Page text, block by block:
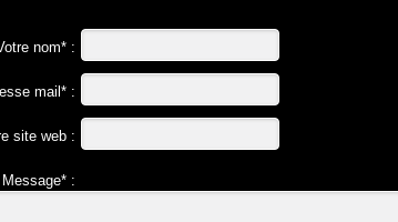
nom* :
mail* :
site web :
Message* :